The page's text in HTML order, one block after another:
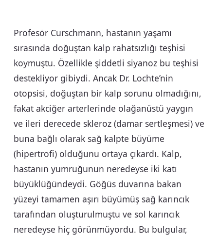
Profesör Curschmann, hastanın yaşamı
sırasında doğuştan kalp rahatsızlığı teşhisi
koymuştu. Özellikle şiddetli siyanoz bu teşhisi
destekliyor gibiydi. Ancak Dr. Lochte’nin
otopsisi, doğuştan bir kalp sorunu olmadığını,
fakat akciğer arterlerinde olağanüstü yaygın
ve ileri derecede skleroz (damar sertleşmesi) ve
buna bağlı olarak sağ kalpte büyüme
(hipertrofi) olduğunu ortaya çıkardı. Kalp,
hastanın yumruğunun neredeyse iki katı
büyüklüğündeydi. Göğüs duvarına bakan
yüzeyi tamamen aşırı büyümüş sağ karıncık
tarafından oluşturulmuştu ve sol karıncık
neredeyse hiç görünmüyordu. Bu bulgular,